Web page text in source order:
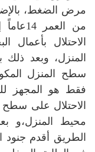
مرض الضغط،
من
الاحتلال
المنزل، وبعد ذلك
سطح المنزل
فقط هو المجهز
الاحتلال على
محيط المنزل،و
الطريق أقدم جنود